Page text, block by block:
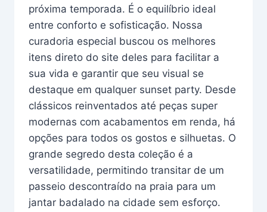
próxima temporada. É o equilíbrio ideal
entre conforto e sofisticação. Nossa
curadoria especial buscou os melhores
itens direto do site deles para facilitar a
sua vida e garantir que seu visual se
destaque em qualquer sunset party. Desde
clássicos reinventados até peças super
modernas com acabamentos em renda, há
opções para todos os gostos e silhuetas. O
grande segredo desta coleção é a
versatilidade, permitindo transitar de um
passeio descontraído na praia para um
jantar badalado na cidade sem esforço.